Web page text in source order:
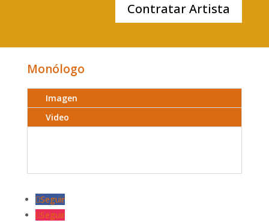
Contratar Artista
Monólogo
Imagen
Video
Seguir
Seguir